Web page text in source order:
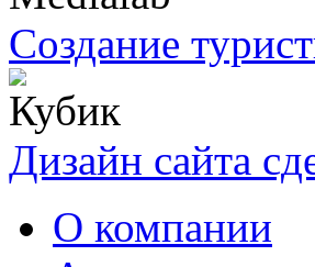
Создание
Дизайн сайта
О компании